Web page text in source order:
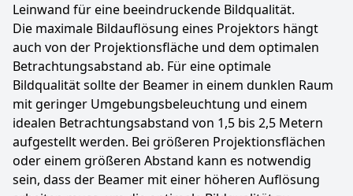
Leinwand für eine beeindruckende Bildqualität.
Die maximale Bildauflösung eines Projektors hängt
auch von der Projektionsfläche und dem optimalen
Betrachtungsabstand ab. Für eine optimale
Bildqualität sollte der Beamer in einem dunklen Raum
mit geringer Umgebungsbeleuchtung und einem
idealen Betrachtungsabstand von 1,5 bis 2,5 Metern
aufgestellt werden. Bei größeren Projektionsflächen
oder einem größeren Abstand kann es notwendig
sein, dass der Beamer mit einer höheren Auflösung